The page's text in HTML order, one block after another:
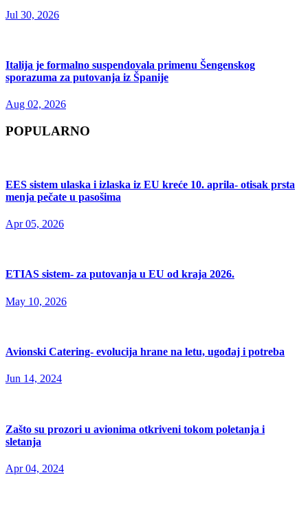
Jul 30, 2026
Italija je formalno suspendovala primenu Šengenskog
sporazuma za putovanja iz Španije
Aug 02, 2026
POPULARNO
EES sistem ulaska i izlaska iz EU kreće 10. aprila- otisak prsta
menja pečate u pasošima
Apr 05, 2026
ETIAS sistem- za putovanja u EU od kraja 2026.
May 10, 2026
Avionski Catering- evolucija hrane na letu, ugođaj i potreba
Jun 14, 2024
Zašto su prozori u avionima otkriveni tokom poletanja i
sletanja
Apr 04, 2024